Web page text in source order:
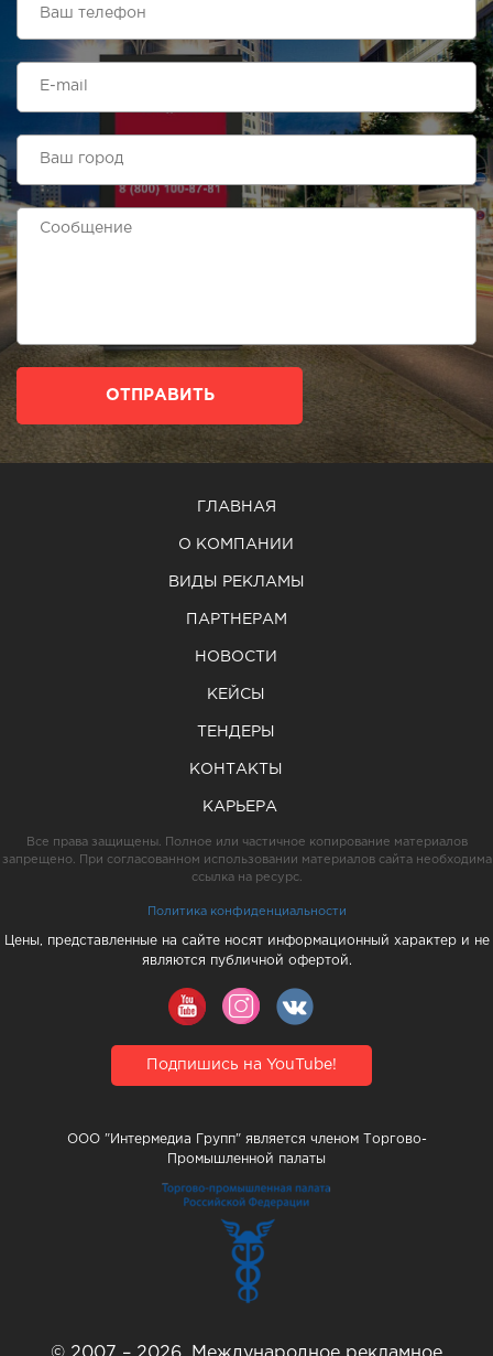
ОТПРАВИТЬ
ГЛАВНАЯ
О КОМПАНИИ
ВИДЫ РЕКЛАМЫ
ПАРТНЕРАМ
НОВОСТИ
КЕЙСЫ
ТЕНДЕРЫ
КОНТАКТЫ
КАРЬЕРА
Все права защищены. Полное или частичное копирование материалов
запрещено. При согласованном использовании материалов сайта необходима
ссылка на ресурс.
Политика конфиденциальности
Цены, представленные на сайте носят информационный характер и не
являются публичной офертой.
Подпишись на YouTube!
ООО "Интермедиа Групп" является членом Торгово-
Промышленной палаты